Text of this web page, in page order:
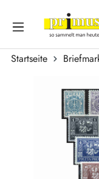
Zum Hauptinhalt
Startseite